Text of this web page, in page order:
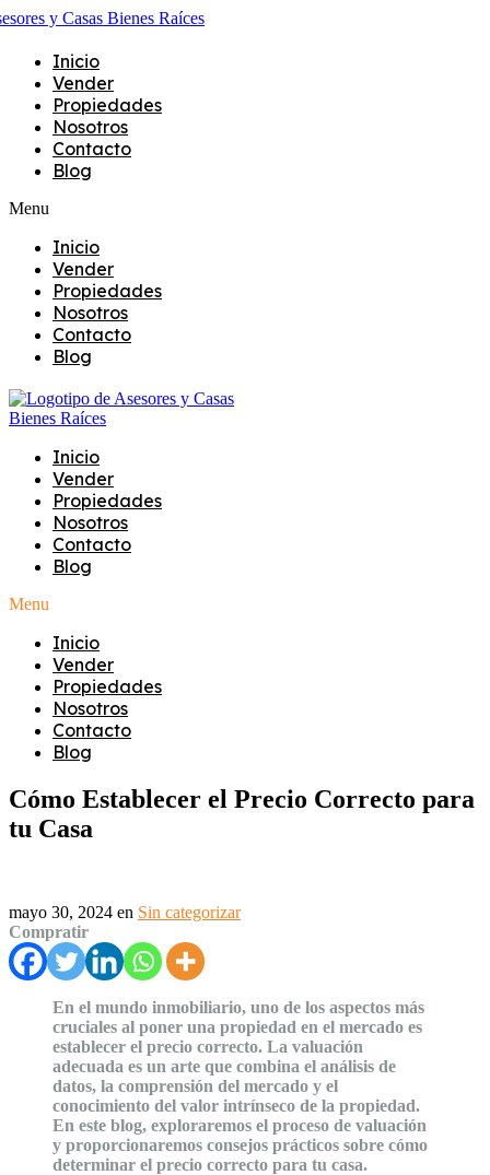
Inicio
Vender
Propiedades
Nosotros
Contacto
Blog
Menu
Inicio
Vender
Propiedades
Nosotros
Contacto
Blog
Inicio
Vender
Propiedades
Nosotros
Contacto
Blog
Menu
Inicio
Vender
Propiedades
Nosotros
Contacto
Blog
Cómo Establecer el Precio Correcto para
tu Casa
mayo 30, 2024 en Sin categorizar
Compratir
En el mundo inmobiliario, uno de los aspectos más
cruciales al poner una propiedad en el mercado es
establecer el precio correcto. La valuación
adecuada es un arte que combina el análisis de
datos, la comprensión del mercado y el
conocimiento del valor intrínseco de la propiedad.
En este blog, exploraremos el proceso de valuación
y proporcionaremos consejos prácticos sobre cómo
determinar el precio correcto para tu casa.